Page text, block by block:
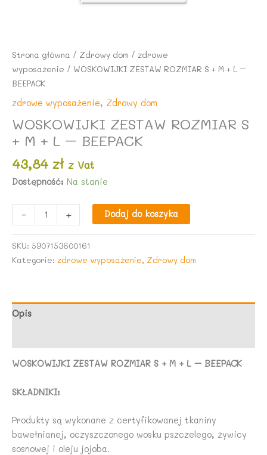
Strona główna / Zdrowy dom / zdrowe
wyposażenie / WOSKOWIJKI ZESTAW ROZMIAR S + M + L –
BEEPACK
zdrowe wyposażenie, Zdrowy dom
WOSKOWIJKI ZESTAW ROZMIAR S
+ M + L – BEEPACK
43,84 zł z Vat
Dostępność: Na stanie
-
WOSKOWIJKI
ZESTAW
+
+ Dodaj do koszyka
SKU: 5907153600161
Kategorie: zdrowe wyposażenie, Zdrowy dom
Opis
WOSKOWIJKI ZESTAW ROZMIAR S + M + L – BEEPACK
SKŁADNIKI:
Produkty są wykonane z certyfikowanej tkaniny
bawełnianej, oczyszczonego wosku pszczelego, żywicy
sosnowej i oleju jojoba.